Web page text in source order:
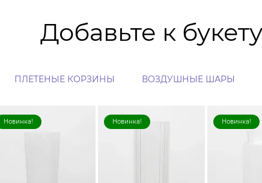
Добавьте к букету
ПЛЕТЕНЫЕ КОРЗИНЫ ВОЗДУШНЫЕ ШАРЫ
Новинка! Новинка! Новинка!